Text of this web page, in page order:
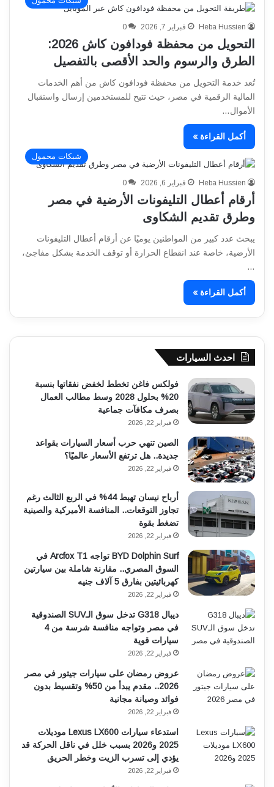
Heba Hussien فبراير 7, 2026 0
التحويل من محفظة فودافون كاش 2026:
الطرق والرسوم والحد الأقصى بالتفصيل
تُعد خدمة التحويل من محفظة فودافون كاش من أهم الخدمات
المالية الرقمية في مصر، حيث تتيح للمستخدمين إرسال واستقبال
الأموال…
أكمل القراءة »
شبكات محمول
Heba Hussien فبراير 6, 2026 0
أرقام أعطال التليفونات الأرضية في مصر
وطرق تقديم الشكاوى
يبحث عدد كبير من المواطنين يوميًا عن أرقام أعطال التليفونات
الأرضية، خاصة عند انقطاع الحرارة أو توقف الخدمة بشكل مفاجئ،
…
أكمل القراءة »
احدث السيارات
فولكس فاغن تخطط لخفض نفقاتها بنسبة
20% بحلول 2028 وسط مطالب العمال
بصرف مكافآت جماعية
فبراير 22, 2026
الصين تنهي حرب أسعار السيارات بقواعد
جديدة.. هل ترتفع الأسعار عالميًا؟
فبراير 22, 2026
أرباح نيسان تهبط 44% في الربع الثالث رغم
تجاوز التوقعات.. المنافسة الأميركية والصينية
تضغط بقوة
فبراير 22, 2026
BYD Dolphin Surf تواجه Arcfox T1 في
السوق المصري.. مقارنة شاملة بين سيارتين
كهربائيتين بفارق 5 آلاف جنيه
فبراير 22, 2026
ديبال G318 تدخل سوق الـSUV الصندوقية
في مصر وتواجه منافسة شرسة من 4
سيارات قوية
فبراير 22, 2026
عروض رمضان على سيارات جيتور في مصر
2026.. مقدم يبدأ من 50% وتقسيط بدون
فوائد وصيانة مجانية
فبراير 22, 2026
استدعاء سيارات Lexus LX600 موديلات
2025 و2026 بسبب خلل في ناقل الحركة قد
يؤدي إلى تسرب الزيت وخطر الحريق
فبراير 22, 2026